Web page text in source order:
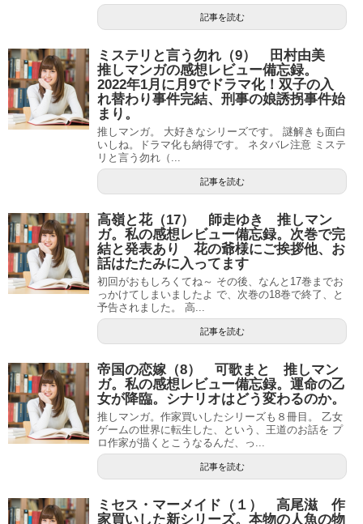
記事を読む
ミステリと言う勿れ（9） 田村由美
推しマンガの感想レビュー備忘録。
2022年1月に月9でドラマ化！双子の入
れ替わり事件完結、刑事の娘誘拐事件始
まり。
推しマンガ。 大好きなシリーズです。 謎解きも面白
いしね。ドラマ化も納得です。 ネタバレ注意 ミステ
リと言う勿れ（...
記事を読む
高嶺と花（17） 師走ゆき 推しマン
ガ。私の感想レビュー備忘録。次巻で完
結と発表あり 花の爺様にご挨拶他、お
話はたたみに入ってます
初回がおもしろくてね～ その後、なんと17巻までお
っかけてしまいましたよ で、次巻の18巻で終了、と
予告されました。 高...
記事を読む
帝国の恋嫁（8） 可歌まと 推しマン
ガ。私の感想レビュー備忘録。運命の乙
女が降臨。シナリオはどう変わるのか。
推しマンガ。作家買いしたシリーズも８冊目。 乙女
ゲームの世界に転生した、という、王道のお話を プ
ロ作家が描くとこうなるんだ、っ...
記事を読む
ミセス・マーメイド（１） 高尾滋 作
家買いした新シリーズ。本物の人魚の物